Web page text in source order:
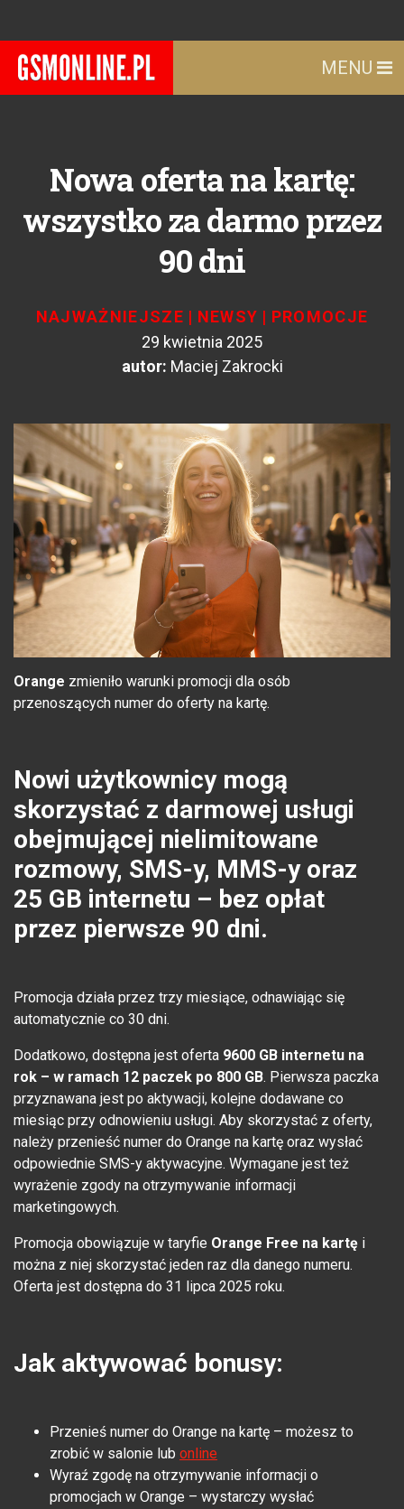
MENU
Nowa oferta na kartę:
wszystko za darmo przez
90 dni
NAJWAŻNIEJSZE | NEWSY | PROMOCJE
29 kwietnia 2025
autor: Maciej Zakrocki
Orange zmieniło warunki promocji dla osób
przenoszących numer do oferty na kartę.
Nowi użytkownicy mogą
skorzystać z darmowej usługi
obejmującej nielimitowane
rozmowy, SMS-y, MMS-y oraz
25 GB internetu – bez opłat
przez pierwsze 90 dni.
Promocja działa przez trzy miesiące, odnawiając się
automatycznie co 30 dni.
Dodatkowo, dostępna jest oferta 9600 GB internetu na
rok – w ramach 12 paczek po 800 GB. Pierwsza paczka
przyznawana jest po aktywacji, kolejne dodawane co
miesiąc przy odnowieniu usługi. Aby skorzystać z oferty,
należy przenieść numer do Orange na kartę oraz wysłać
odpowiednie SMS-y aktywacyjne. Wymagane jest też
wyrażenie zgody na otrzymywanie informacji
marketingowych.
Promocja obowiązuje w taryfie Orange Free na kartę i
można z niej skorzystać jeden raz dla danego numeru.
Oferta jest dostępna do 31 lipca 2025 roku.
Jak aktywować bonusy:
Przenieś numer do Orange na kartę – możesz to
zrobić w salonie lub online
Wyraź zgodę na otrzymywanie informacji o
promocjach w Orange – wystarczy wysłać